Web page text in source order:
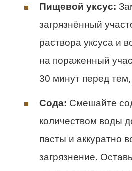
Пищевой уксус:
загрязнённый
раствора уксуса и
на пораженный
30 минут перед
Сода: Смешайте
количеством воды
пасты и аккуратно
загрязнение.